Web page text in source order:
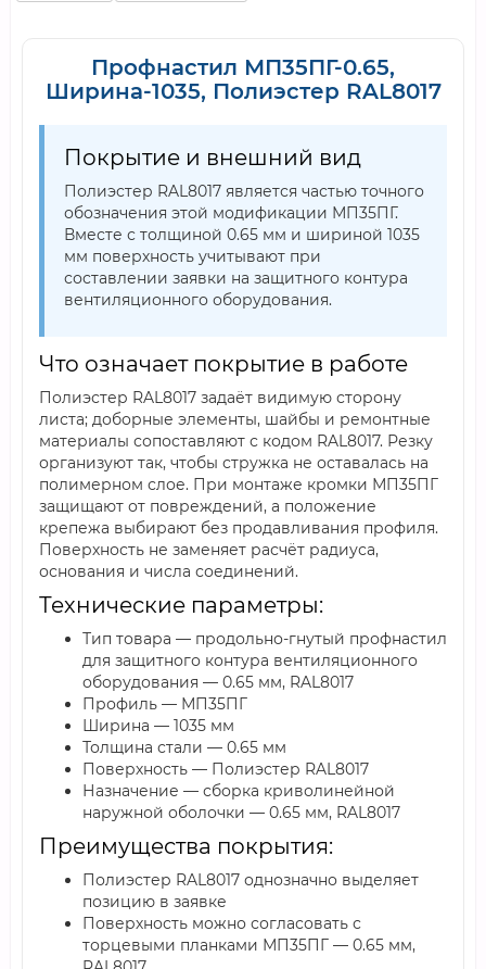
Профнастил МП35ПГ-0.65,
Ширина-1035, Полиэстер RAL8017
Покрытие и внешний вид
Полиэстер RAL8017 является частью точного
обозначения этой модификации МП35ПГ.
Вместе с толщиной 0.65 мм и шириной 1035
мм поверхность учитывают при
составлении заявки на защитного контура
вентиляционного оборудования.
Что означает покрытие в работе
Полиэстер RAL8017 задаёт видимую сторону
листа; доборные элементы, шайбы и ремонтные
материалы сопоставляют с кодом RAL8017. Резку
организуют так, чтобы стружка не оставалась на
полимерном слое. При монтаже кромки МП35ПГ
защищают от повреждений, а положение
крепежа выбирают без продавливания профиля.
Поверхность не заменяет расчёт радиуса,
основания и числа соединений.
Технические параметры:
Тип товара — продольно-гнутый профнастил
для защитного контура вентиляционного
оборудования — 0.65 мм, RAL8017
Профиль — МП35ПГ
Ширина — 1035 мм
Толщина стали — 0.65 мм
Поверхность — Полиэстер RAL8017
Назначение — сборка криволинейной
наружной оболочки — 0.65 мм, RAL8017
Преимущества покрытия:
Полиэстер RAL8017 однозначно выделяет
позицию в заявке
Поверхность можно согласовать с
торцевыми планками МП35ПГ — 0.65 мм,